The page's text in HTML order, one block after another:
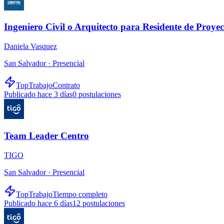
Ingeniero Civil o Arquitecto para Residente de
Daniela Vasquez
San Salvador · Presencial
TopTrabajoContrato
Publicado hace 3 días0 postulaciones
Team Leader Centro
TIGO
San Salvador · Presencial
TopTrabajoTiempo completo
Publicado hace 6 días12 postulaciones